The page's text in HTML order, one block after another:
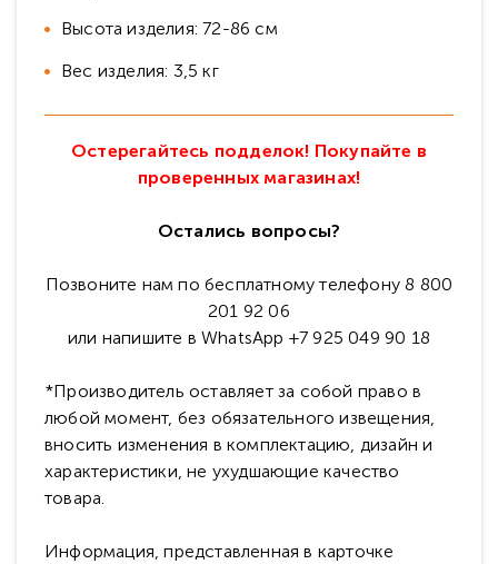
Высота изделия: 72-86 см
Вес изделия: 3,5 кг
Остерегайтесь подделок! Покупайте в
проверенных магазинах!
Остались вопросы?
Позвоните нам по бесплатному телефону 8 800
201 92 06
или напишите в WhatsApp +7 925 049 90 18
*Производитель оставляет за собой право в
любой момент, без обязательного извещения,
вносить изменения в комплектацию, дизайн и
характеристики, не ухудшающие качество
товара.
Информация, представленная в карточке